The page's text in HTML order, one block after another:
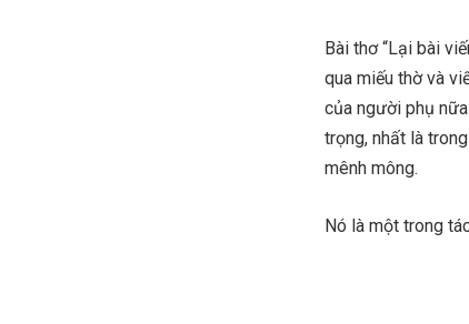
Bài thơ “Lại bài
qua miếu thờ và
của người phụ
trọng, nhất là
mênh mông.
Nó là một trong